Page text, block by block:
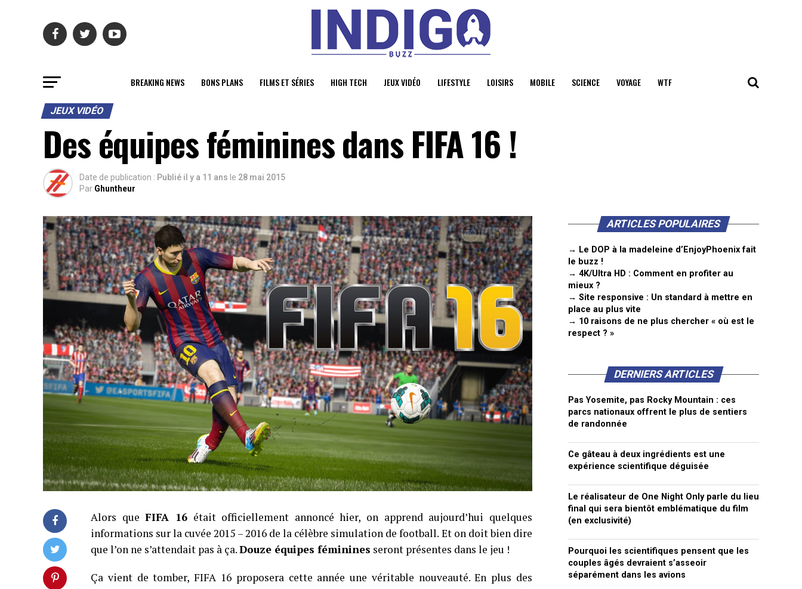
BREAKING NEWS BONS PLANS FILMS ET SÉRIES HIGH TECH JEUX VIDÉO LIFESTYLE LOISIRS MOBILE SCIENCE VOYAGE WTF
JEUX VIDÉO
Des équipes féminines dans FIFA 16 !
Date de publication : Publié il y a 11 ans le 28 mai 2015
Par Ghuntheur
Alors queFIFA 16était officiellement annoncé hier, on apprend aujourd’hui quelques
informations sur la cuvée 2015 – 2016 de la célèbre simulation de football. Et on doit bien dire
que l’on ne s’attendait pas à ça.Douze équipes féminines seront présentes dans le jeu !
Ça vient de tomber, FIFA 16 proposera cette année une véritable nouveauté. En plus des
ARTICLES POPULAIRES
→ Le DOP à la madeleine d’EnjoyPhoenix fait
le buzz !
→ 4K/Ultra HD : Comment en profiter au
mieux ?
→ Site responsive : Un standard à mettre en
place au plus vite
→ 10 raisons de ne plus chercher « où est le
respect ? »
DERNIERS ARTICLES
Pas Yosemite, pas Rocky Mountain : ces
parcs nationaux offrent le plus de sentiers
de randonnée
Ce gâteau à deux ingrédients est une
expérience scientifique déguisée
Le réalisateur de One Night Only parle du lieu
final qui sera bientôt emblématique du film
(en exclusivité)
Pourquoi les scientifiques pensent que les
couples âgés devraient s’asseoir
séparément dans les avions